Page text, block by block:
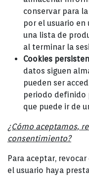
conservar para
por el usuario
una lista de
al terminar la
Cookies
datos siguen
pueden ser
periodo definido
que puede ir de
¿Cómo aceptamos,
consentimiento?
Para aceptar,
el usuario haya